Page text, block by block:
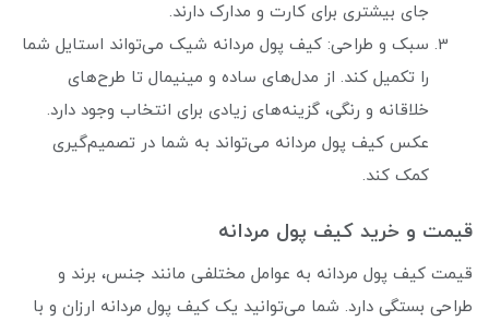
جای بیشتری برای کارت و مدارک دارند.
سبک و طراحی: کیف پول مردانه شیک می‌تواند استایل شما
را تکمیل کند. از مدل‌های ساده و مینیمال تا طرح‌های
خلاقانه و رنگی، گزینه‌های زیادی برای انتخاب وجود دارد.
عکس کیف پول مردانه می‌تواند به شما در تصمیم‌گیری
کمک کند.
قیمت و خرید کیف پول مردانه
قیمت کیف پول مردانه به عوامل مختلفی مانند جنس، برند و
طراحی بستگی دارد. شما می‌توانید یک کیف پول مردانه ارزان و با